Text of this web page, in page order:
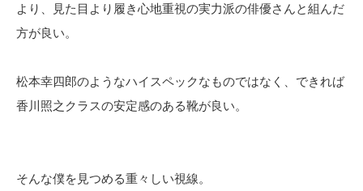
より、見た目より履き心地重視の実力派の俳優さんと組んだ
方が良い。
松本幸四郎のようなハイスペックなものではなく、できれば
香川照之クラスの安定感のある靴が良い。
そんな僕を見つめる重々しい視線。